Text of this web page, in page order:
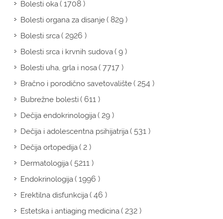
Bolesti oka( 1708 )
Bolesti organa za disanje( 829 )
Bolesti srca( 2926 )
Bolesti srca i krvnih sudova( 9 )
Bolesti uha, grla i nosa( 7717 )
Bračno i porodično savetovalište( 254 )
Bubrežne bolesti( 611 )
Dečija endokrinologija( 29 )
Dečija i adolescentna psihijatrija( 531 )
Dečija ortopedija( 2 )
Dermatologija( 5211 )
Endokrinologija( 1996 )
Erektilna disfunkcija( 46 )
Estetska i antiaging medicina( 232 )